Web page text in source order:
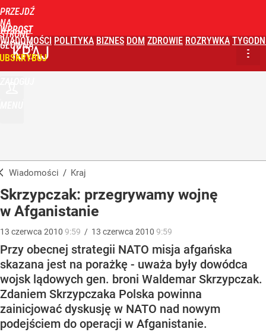
PRZEJDŹ
NA
STRONĘ
GŁÓWNĄ
WPROST
WIADOMOŚCI POLITYKA BIZNES DOM ZDROWIE ROZRYWKA
KRAJ
Wiadomości / Kraj
Skrzypczak: przegrywamy wojnę
w Afganistanie
13 czerwca 2010 9:59 / 13 czerwca 2010 9:59
Przy obecnej strategii NATO misja afgańska
skazana jest na porażkę - uważa były dowódca
wojsk lądowych gen. broni Waldemar Skrzypczak.
Zdaniem Skrzypczaka Polska powinna
zainicjować dyskusję w NATO nad nowym
podejściem do operacji w Afganistanie.